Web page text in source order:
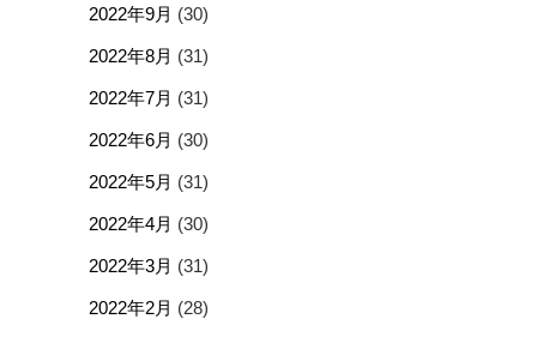
2022年9月 (30)
2022年8月 (31)
2022年7月 (31)
2022年6月 (30)
2022年5月 (31)
2022年4月 (30)
2022年3月 (31)
2022年2月 (28)